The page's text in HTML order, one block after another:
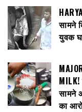
सामने
युवक
MILK!
सामने
का